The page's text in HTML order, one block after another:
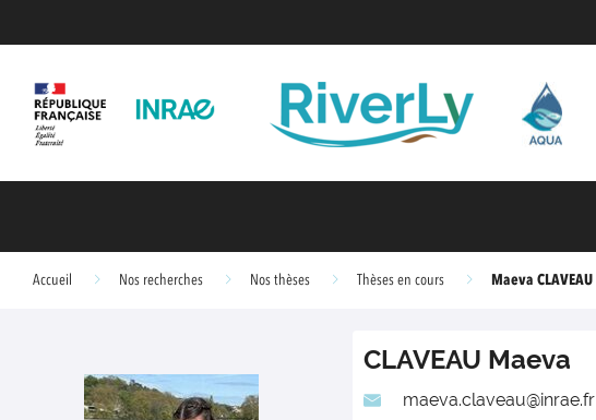
Accueil Nos recherches Nos thèses Thèses en cours Maeva CLAVEAU
CLAVEAU Maeva
maeva.claveau@inrae.fr